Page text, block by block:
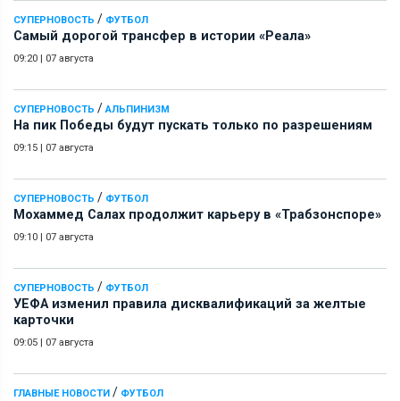
СУПЕРНОВОСТЬ / ФУТБОЛ
Самый дорогой трансфер в истории «Реала»
09:20 07 августа
СУПЕРНОВОСТЬ /АЛЬПИНИЗМ
На пик Победы будут пускать только по разрешениям
09:15 07 августа
СУПЕРНОВОСТЬ / ФУТБОЛ
Мохаммед Салах продолжит карьеру в «Трабзонспоре»
09:10 07 августа
СУПЕРНОВОСТЬ / ФУТБОЛ
УЕФА изменил правила дисквалификаций за желтые
карточки
09:05 07 августа
ГЛАВНЫЕ НОВОСТИ / ФУТБОЛ